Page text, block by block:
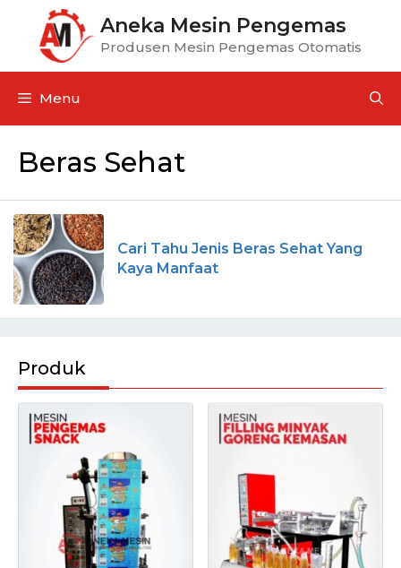
Aneka Mesin Pengemas
Produsen Mesin Pengemas Otomatis
Menu
Beras Sehat
Cari Tahu Jenis Beras Sehat Yang
Kaya Manfaat
Produk